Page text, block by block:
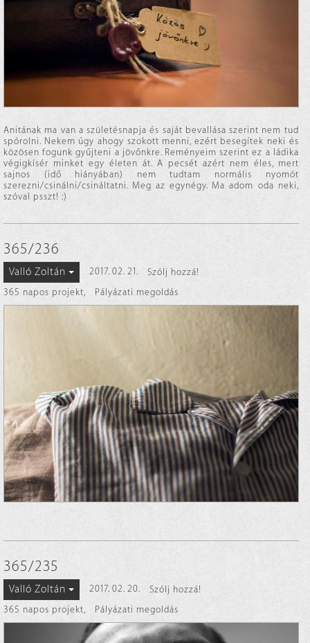
Anitának ma van a születésnapja és saját bevallása szerint nem tud
spórolni. Nekem úgy ahogy szokott menni, ezért besegítek neki és
közösen fogunk gyűjteni a jövőnkre. Reményeim szerint ez a ládika
végigkísér minket egy életen át. A pecsét azért nem éles, mert
sajnos (idő hiányában) nem tudtam normális nyomót
szerezni/csinálni/csináltatni. Meg az egynégy. Ma adom oda neki,
szóval psszt! :)
365/236
Valló Zoltán 2017. 02. 21.
Szólj hozzá!
365 napos projekt, Pályázati megoldás
365/235
Valló Zoltán 2017. 02. 20.
Szólj hozzá!
365 napos projekt, Pályázati megoldás